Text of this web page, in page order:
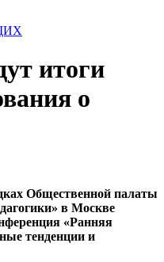
итоги
о
Общественной палаты
в Москве
«Ранняя
тенденции и